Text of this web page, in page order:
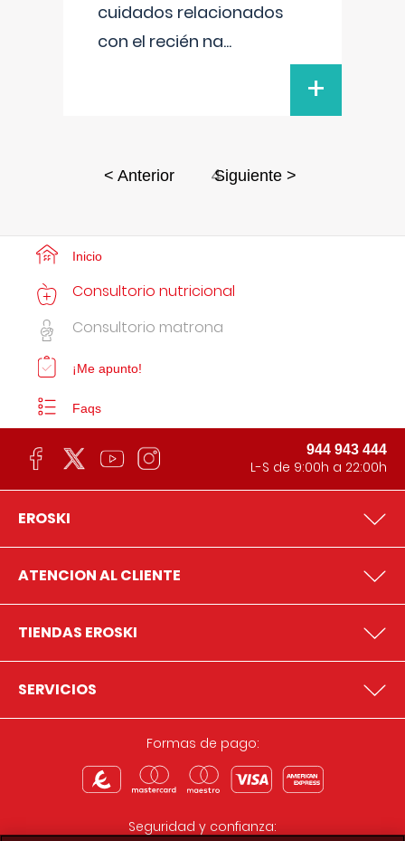
cuidados relacionados
con el recién na...
+
< Anterior 4
Siguiente >
Inicio
Consultorio nutricional
Consultorio matrona
¡Me apunto!
Faqs
944 943 444
L-S de 9:00h a 22:00h
EROSKI
ATENCION AL CLIENTE
TIENDAS EROSKI
SERVICIOS
Formas de pago:
Seguridad y confianza: